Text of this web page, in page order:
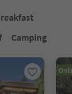
Camping